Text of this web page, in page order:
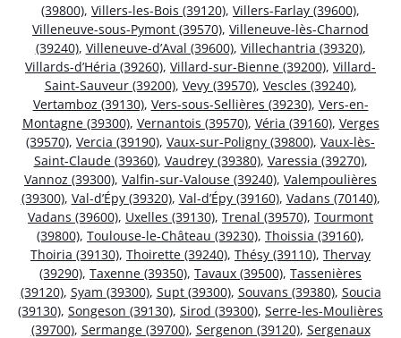
(39800), Villers-les-Bois (39120), Villers-Farlay (39600),
Villeneuve-sous-Pymont (39570), Villeneuve-lès-Charnod
(39240), Villeneuve-d’Aval (39600), Villechantria (39320),
Villards-d’Héria (39260), Villard-sur-Bienne (39200), Villard-
Saint-Sauveur (39200), Vevy (39570), Vescles (39240),
Vertamboz (39130), Vers-sous-Sellières (39230), Vers-en-
Montagne (39300), Vernantois (39570), Véria (39160), Verges
(39570), Vercia (39190), Vaux-sur-Poligny (39800), Vaux-lès-
Saint-Claude (39360), Vaudrey (39380), Varessia (39270),
Vannoz (39300), Valfin-sur-Valouse (39240), Valempoulières
(39300), Val-d’Épy (39320), Val-d’Épy (39160), Vadans (70140),
Vadans (39600), Uxelles (39130), Trenal (39570), Tourmont
(39800), Toulouse-le-Château (39230), Thoissia (39160),
Thoiria (39130), Thoirette (39240), Thésy (39110), Thervay
(39290), Taxenne (39350), Tavaux (39500), Tassenières
(39120), Syam (39300), Supt (39300), Souvans (39380), Soucia
(39130), Songeson (39130), Sirod (39300), Serre-les-Moulières
(39700), Sermange (39700), Sergenon (39120), Sergenaux